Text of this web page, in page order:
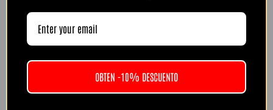
“Pedí la del Barça retro. Muy top, colores
OBTEN -10% DESCUENTO